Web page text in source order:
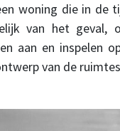
woning die in de
van het
aan en inspelen
van de